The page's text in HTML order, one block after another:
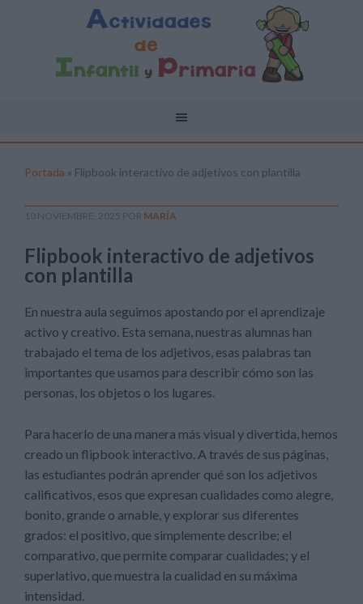
Portada » Flipbook interactivo de adjetivos con plantilla
10 NOVIEMBRE, 2025 POR MARÍA
Flipbook interactivo de adjetivos
con plantilla
En nuestra aula seguimos apostando por el aprendizaje
activo y creativo. Esta semana, nuestras alumnas han
trabajado el tema de los adjetivos, esas palabras tan
importantes que usamos para describir cómo son las
personas, los objetos o los lugares.
Para hacerlo de una manera más visual y divertida, hemos
creado un flipbook interactivo. A través de sus páginas,
las estudiantes podrán aprender qué son los adjetivos
calificativos, esos que expresan cualidades como alegre,
bonito, grande o amable, y explorar sus diferentes
grados: el positivo, que simplemente describe; el
comparativo, que permite comparar cualidades; y el
superlativo, que muestra la cualidad en su máxima
intensidad.